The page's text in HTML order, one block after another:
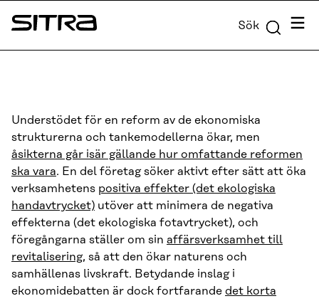
Skip to
content
Sitra Sök Meny
Understödet för en reform av de ekonomiska
strukturerna och tankemodellerna ökar, men
åsikterna går isär gällande hur omfattande reformen
ska vara. En del företag söker aktivt efter sätt att öka
verksamhetens positiva effekter (det ekologiska
handavtrycket) utöver att minimera de negativa
effekterna (det ekologiska fotavtrycket), och
föregångarna ställer om sin affärsverksamhet till
revitalisering, så att den ökar naturens och
samhällenas livskraft. Betydande inslag i
ekonomidebatten är dock fortfarande det korta